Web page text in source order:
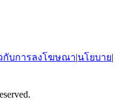
กับการลงโฆษณา|นโยบาย|